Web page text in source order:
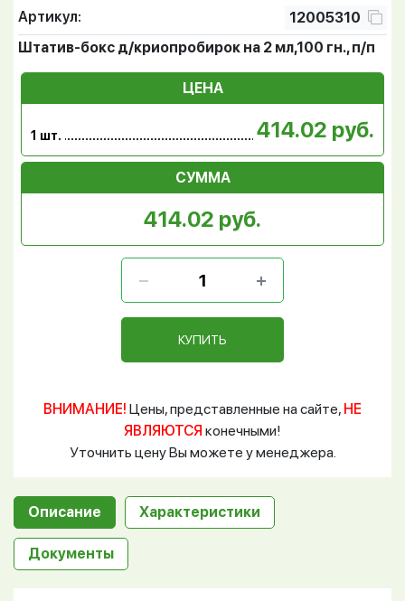
Артикул:
12005310
Штатив-бокс д/криопробирок на 2 мл,100 гн., п/п
ЦЕНА
1 шт. 414.02 руб.
СУММА
414.02 руб.
КУПИТЬ
ВНИМАНИЕ! Цены, представленные на сайте, НЕ
ЯВЛЯЮТСЯ конечными!
Уточнить цену Вы можете у менеджера.
Описание Характеристики
Документы